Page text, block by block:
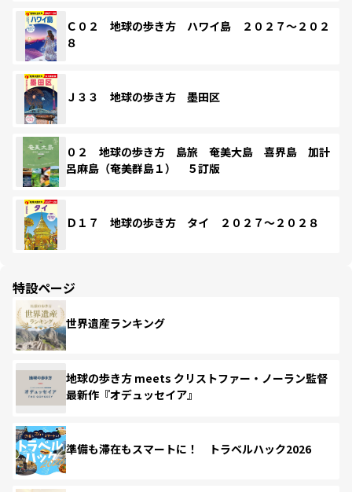
Ｃ０２ 地球の歩き方 ハワイ島 ２０２７～２０２
８
Ｊ３３ 地球の歩き方 墨田区
０２ 地球の歩き方 島旅 奄美大島 喜界島 加計
呂麻島（奄美群島１） ５訂版
Ｄ１７ 地球の歩き方 タイ ２０２７～２０２８
特設ページ
世界遺産ランキング
地球の歩き方 meets クリストファー・ノーラン監督
最新作『オデュッセイア』
準備も滞在もスマートに！ トラベルハック2026